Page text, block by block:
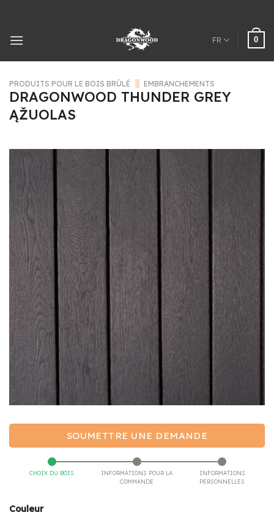
contenu
FR 0
PRODUITS POUR LE BOIS BRÛLÉ EMBRANCHEMENTS
DRAGONWOOD THUNDER GREY
ĄŽUOLAS
SOUMETTRE UNE DEMANDE
CHOIX DU BOIS
INFORMATIONS POUR LA
COMMANDE
INFORMATIONS
PERSONNELLES
Couleur